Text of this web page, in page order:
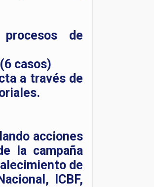
de
casos)
a través de
acciones
la campaña
de
ICBF,